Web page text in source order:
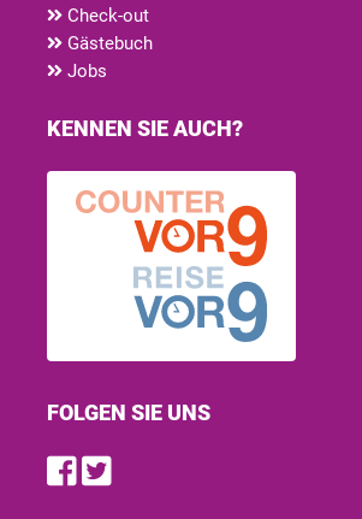
Check-out
Gästebuch
Jobs
KENNEN SIE AUCH?
FOLGEN SIE UNS
Find us on
Follow us on